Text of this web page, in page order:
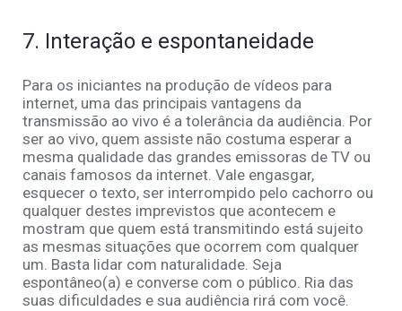
7. Interação e espontaneidade
Para os iniciantes na produção de vídeos para
internet, uma das principais vantagens da
transmissão ao vivo é a tolerância da audiência. Por
ser ao vivo, quem assiste não costuma esperar a
mesma qualidade das grandes emissoras de TV ou
canais famosos da internet. Vale engasgar,
esquecer o texto, ser interrompido pelo cachorro ou
qualquer destes imprevistos que acontecem e
mostram que quem está transmitindo está sujeito
as mesmas situações que ocorrem com qualquer
um. Basta lidar com naturalidade. Seja
espontâneo(a) e converse com o público. Ria das
suas dificuldades e sua audiência rirá com você.